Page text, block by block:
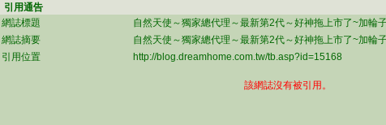
引用通告
網誌標題
自然天使～獨家總代理～最新第2代～好神拖上市了~加輪
網誌摘要
自然天使～獨家總代理～最新第2代～好神拖上市了~加輪
引用位置
http://blog.dreamhome.com.tw/tb.asp?id=15168
該網誌沒有被引用。